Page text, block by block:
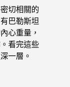
切相關的
巴勒斯坦
心重量，
看完這些
一層。